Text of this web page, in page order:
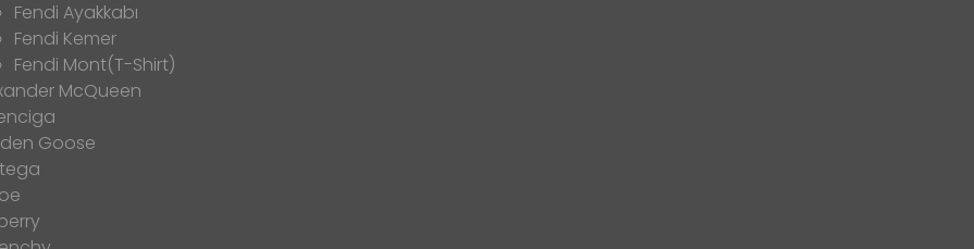
Fendi Ayakkabı
Fendi Kemer
Fendi Mont(T-Shirt)
McQueen
Goose